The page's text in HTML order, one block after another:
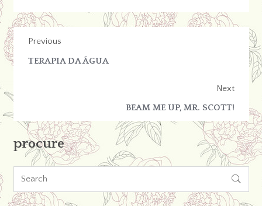
Previous
TERAPIA DA ÁGUA
Next
BEAM ME UP, MR. SCOTT!
procure
